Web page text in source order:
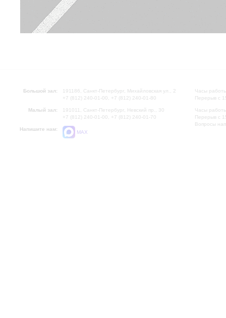
Большой зал:
191186, Санкт-Петербург, Михайловская ул., 2
+7 (812) 240-01-00, +7 (812) 240-01-80
Малый зал:
191011, Санкт-Петербург, Невский пр., 30
+7 (812) 240-01-00, +7 (812) 240-01-70
Напишите нам:
MAX
Часы
Перерыв с
Часы
Перерыв с
Вопросы